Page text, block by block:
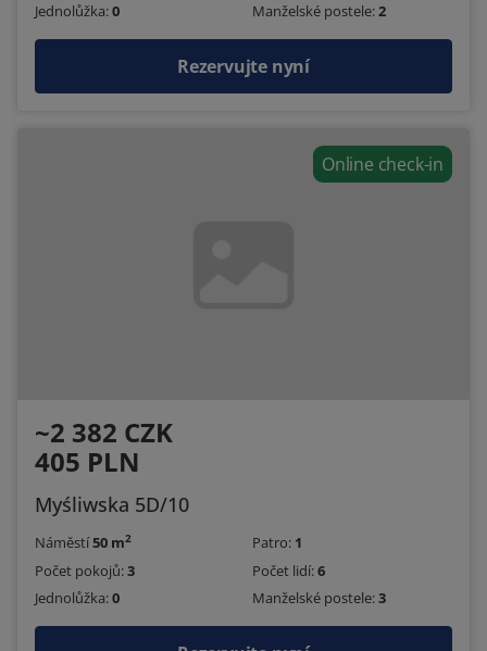
Jednolůžka:0 Manželské postele:2
Rezervujte nyní
Online check-in
~2 382 CZK
405 PLN
Myśliwska 5D/10
Náměstí50 m2 Patro: 1
Počet pokojů:3 Počet lidí:6
Jednolůžka:0 Manželské postele:3